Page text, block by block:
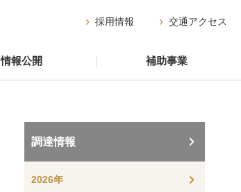
情報公開 補助事業
採用情報 交通アクセス
調達情報
2026年